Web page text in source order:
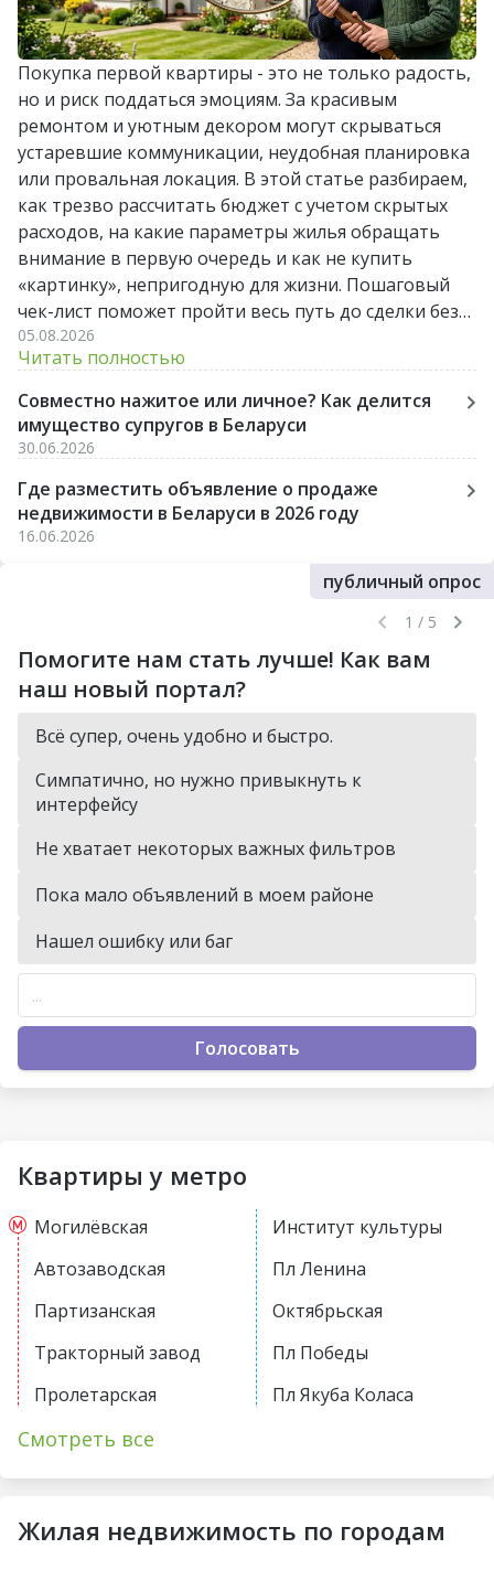
Покупка первой квартиры - это не только радость,
но и риск поддаться эмоциям. За красивым
ремонтом и уютным декором могут скрываться
устаревшие коммуникации, неудобная планировка
или провальная локация. В этой статье разбираем,
как трезво рассчитать бюджет с учетом скрытых
расходов, на какие параметры жилья обращать
внимание в первую очередь и как не купить
«картинку», непригодную для жизни. Пошаговый
чек-лист поможет пройти весь путь до сделки без
лишних стрессов и разочарований.
05.08.2026
Читать полностью
Совместно нажитое или личное? Как делится
имущество супругов в Беларуси
30.06.2026
Где разместить объявление о продаже
недвижимости в Беларуси в 2026 году
16.06.2026
публичный опрос
1 / 5
Помогите нам стать лучше! Как вам
наш новый портал?
Всё супер, очень удобно и быстро.
Симпатично, но нужно привыкнуть к
интерфейсу
Не хватает некоторых важных фильтров
Пока мало объявлений в моем районе
Нашел ошибку или баг
Голосовать
Квартиры у метро
Могилёвская
Автозаводская
Партизанская
Тракторный завод
Пролетарская
Первомайская
Купаловская
Немига
Институт культуры
Пл Ленина
Октябрьская
Пл Победы
Пл Якуба Коласа
Парк Челюскинцев
Смотреть все
Жилая недвижимость по городам